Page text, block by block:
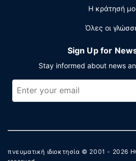
Η κράτησή
Όλες οι
Sign Up for
Stay informed about news
πνευματική ιδιοκτησία © 2001 - 2026